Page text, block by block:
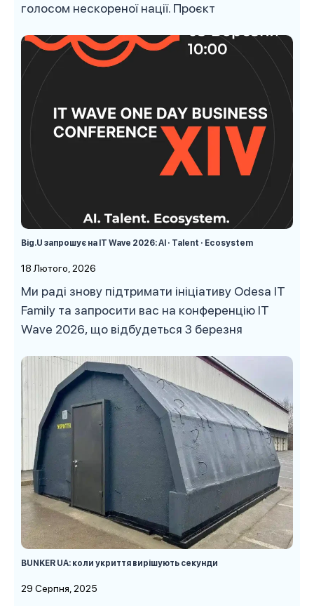
голосом нескореної нації. Проєкт
Big.U запрошує на IT Wave 2026: AI · Talent · Ecosystem
18 Лютого, 2026
Ми раді знову підтримати ініціативу Odesa IT
Family та запросити вас на конференцію IT
Wave 2026, що відбудеться 3 березня
BUNKER UA: коли укриття вирішують секунди
29 Серпня, 2025